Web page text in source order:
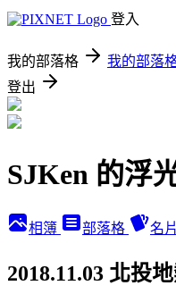
登入
我的部落格 我的部落
登出
SJKen 的浮
相簿 部落格 名片
2018.11.03 北投